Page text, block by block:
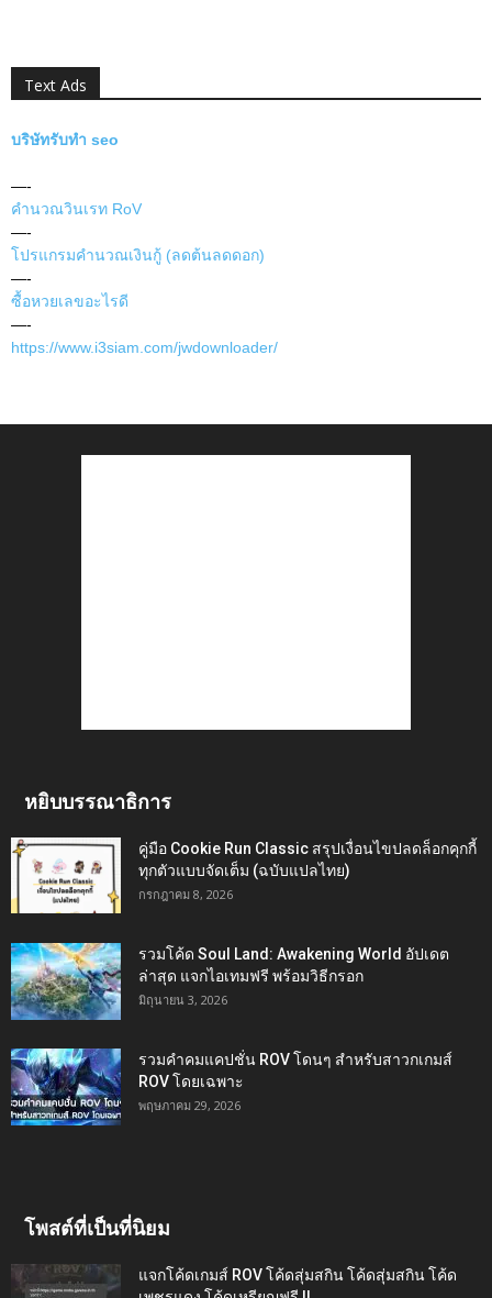
Text Ads
บริษัทรับทำ seo
—-
คำนวณวินเรท RoV
—-
โปรแกรมคำนวณเงินกู้ (ลดต้นลดดอก)
—-
ซื้อหวยเลขอะไรดี
—-
https://www.i3siam.com/jwdownloader/
หยิบบรรณาธิการ
คู่มือ Cookie Run Classic สรุปเงื่อนไขปลดล็อกคุกกี้
ทุกตัวแบบจัดเต็ม (ฉบับแปลไทย)
กรกฎาคม 8, 2026
รวมโค้ด Soul Land: Awakening World อัปเดต
ล่าสุด แจกไอเทมฟรี พร้อมวิธีกรอก
มิถุนายน 3, 2026
รวมคำคมแคปชั่น ROV โดนๆ สำหรับสาวกเกมส์
ROV โดยเฉพาะ
พฤษภาคม 29, 2026
โพสต์ที่เป็นที่นิยม
แจกโค้ดเกมส์ ROV โค้ดสุ่มสกิน โค้ดสุ่มสกิน โค้ด